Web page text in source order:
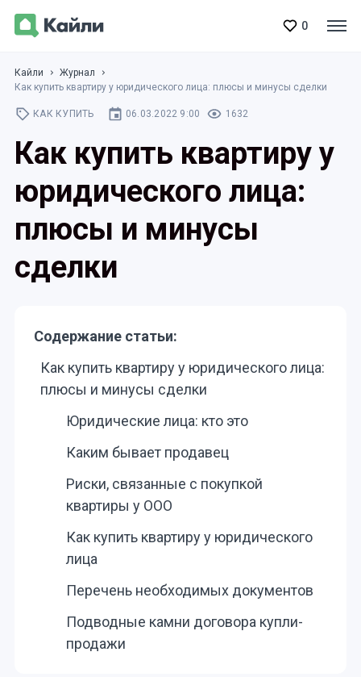
0
Кайли
Журнал
Как купить квартиру у юридического лица: плюсы и минусы сделки
КАК КУПИТЬ 06.03.2022 9:00 1632
Как купить квартиру у
юридического лица:
плюсы и минусы
сделки
Содержание статьи:
Как купить квартиру у юридического лица:
плюсы и минусы сделки
Юридические лица: кто это
Каким бывает продавец
Риски, связанные с покупкой
квартиры у ООО
Как купить квартиру у юридического
лица
Перечень необходимых документов
Подводные камни договора купли-
продажи